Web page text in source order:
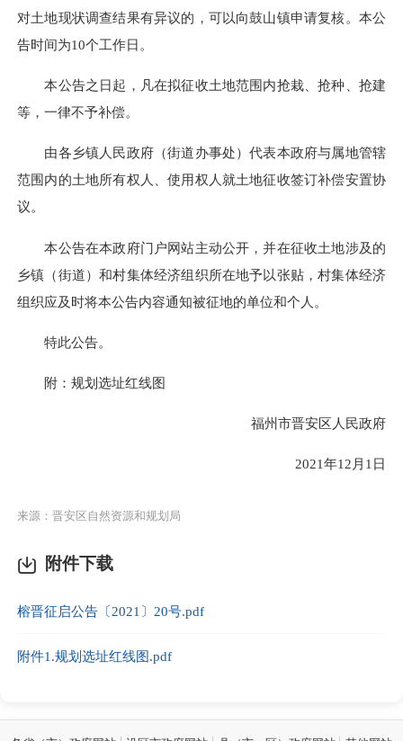
对土地现状调查结果有异议的，可以向鼓山镇申请复核。本公
告时间为10个工作日。
本公告之日起，凡在拟征收土地范围内抢栽、抢种、抢建
等，一律不予补偿。
由各乡镇人民政府（街道办事处）代表本政府与属地管辖
范围内的土地所有权人、使用权人就土地征收签订补偿安置协
议。
本公告在本政府门户网站主动公开，并在征收土地涉及的
乡镇（街道）和村集体经济组织所在地予以张贴，村集体经济
组织应及时将本公告内容通知被征地的单位和个人。
特此公告。
附：规划选址红线图
福州市晋安区人民政府
2021年12月1日
来源：晋安区自然资源和规划局
附件下载
榕晋征启公告〔2021〕20号.pdf
附件1.规划选址红线图.pdf